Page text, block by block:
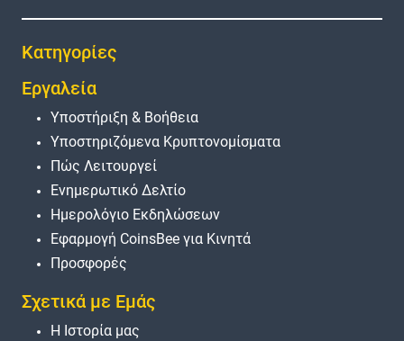
Κατηγορίες
Εργαλεία
Υποστήριξη & Βοήθεια
Υποστηριζόμενα Κρυπτονομίσματα
Πώς Λειτουργεί
Ενημερωτικό Δελτίο
Ημερολόγιο Εκδηλώσεων
Εφαρμογή CoinsBee για Κινητά
Προσφορές
Σχετικά με Εμάς
Η Ιστορία μας